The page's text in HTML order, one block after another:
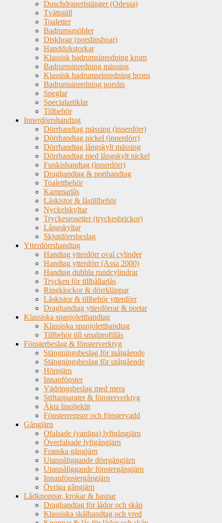
Duschdraperistänger (Odessa)
Tvättställ
Toaletter
Badrumsmöbler
Diskhoar (porslinshoar)
Handdukstorkar
Klassisk badrumsinredning krom
Badrumsinredning mässing
Klassisk badrumsrinredning brons
Badrumsinredning porslin
Speglar
Specialartiklar
Tillbehör
Innerdörrshandtag
Dörrhandtag mässing (innerdörr)
Dörrhandtag nickel (innerdörr)
Dörrhandtag långskylt mässing
Dörrhandtag med långskylt nickel
Funkishandtag (innerdörr)
Draghandtag & porthandtag
Toalettbehör
Kammarlås
Låskistor & låstillbehör
Nyckelskyltar
Tryckesrosetter (tryckesbrickor)
Långskyltar
Skjutdörrsbeslag
Ytterdörrshandtag
Handtag ytterdörr oval cylinder
Handtag ytterdörr (Assa 2000)
Handtag dubbla rundcylindrar
Trycken för tillhållarlås
Ringklockor & dörrkläppar
Låskistor & tillbehör ytterdörr
Draghandtag ytterdörrar & portar
Klassiska spanjoletthandtag
Klassiska spanjoletthandtag
Tillbehör till smalprofillås
Fönsterbeslag & fönsterverktyg
Stängningsbeslag för inåtgående
Stängningsbeslag för utåtgående
Hörnjärn
Innanfönster
Vädringsbeslag med mera
Stiftapparater & fönsterverktyg
Äkta linoljekitt
Fönsterremsor och fönstervadd
Gångjärn
Ofalsade (vanliga) lyftgångjärn
Överfalsade lyftgångjärn
Franska gångjärn
Utanpåliggande dörrgångjärn
Utanpåliggande fönstergångjärn
Innanfönstergångjärn
Övriga gångjärn
Lådknoppar, krokar & haspar
Draghandtag för lådor och skåp
Klassiska skålhandtag och vred